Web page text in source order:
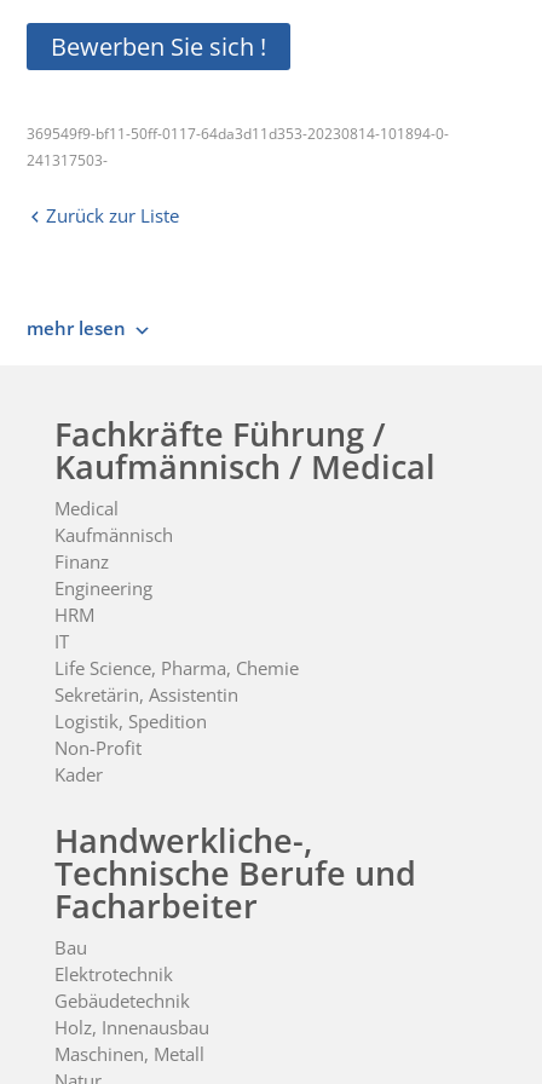
Bewerben Sie sich !
369549f9-bf11-50ff-0117-64da3d11d353-20230814-101894-0-
241317503-
Zurück zur Liste
mehr lesen
Fachkräfte Führung /
Kaufmännisch / Medical
Medical
Kaufmännisch
Finanz
Engineering
HRM
IT
Life Science, Pharma, Chemie
Sekretärin, Assistentin
Logistik, Spedition
Non-Profit
Kader
Handwerkliche-,
Technische Berufe und
Facharbeiter
Bau
Elektrotechnik
Gebäudetechnik
Holz, Innenausbau
Maschinen, Metall